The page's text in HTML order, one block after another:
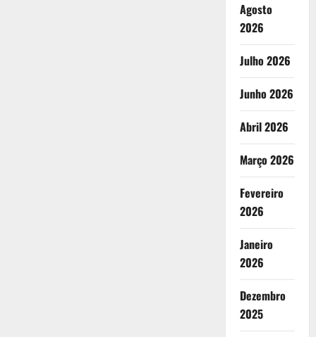
Agosto
2026
Julho 2026
Junho 2026
Abril 2026
Março 2026
Fevereiro
2026
Janeiro
2026
Dezembro
2025